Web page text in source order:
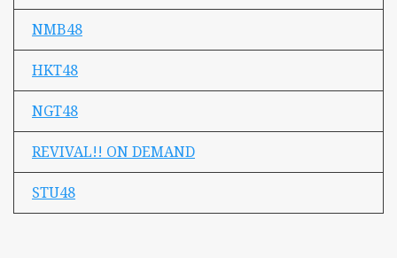
NMB48
HKT48
NGT48
REVIVAL!! ON DEMAND
STU48